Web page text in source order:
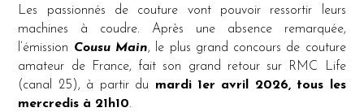
Les passionnés de couture vont pouvoir ressortir leurs
machines à coudre. Après une absence remarquée,
l’émission Cousu Main, le plus grand concours de couture
amateur de France, fait son grand retour sur RMC Life
(canal 25), à partir du mardi 1er avril 2026, tous les
mercredis à 21h10.